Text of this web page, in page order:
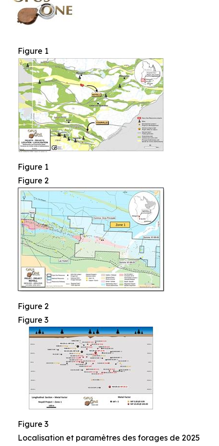
Figure 1
Figure 1
Figure 2
Figure 2
Figure 3
Figure 3
Localisation et paramètres des forages de 2025